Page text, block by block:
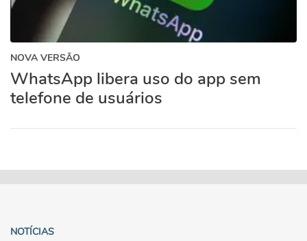
NOVA VERSÃO
WhatsApp libera uso do app sem
telefone de usuários
NOTÍCIAS